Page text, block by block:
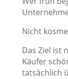
Nicht
Das Ziel ist
Käufer
tatsächlich